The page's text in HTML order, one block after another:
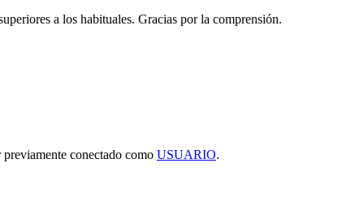
a los habituales. Gracias por la comprensión.
conectado como USUARIO.